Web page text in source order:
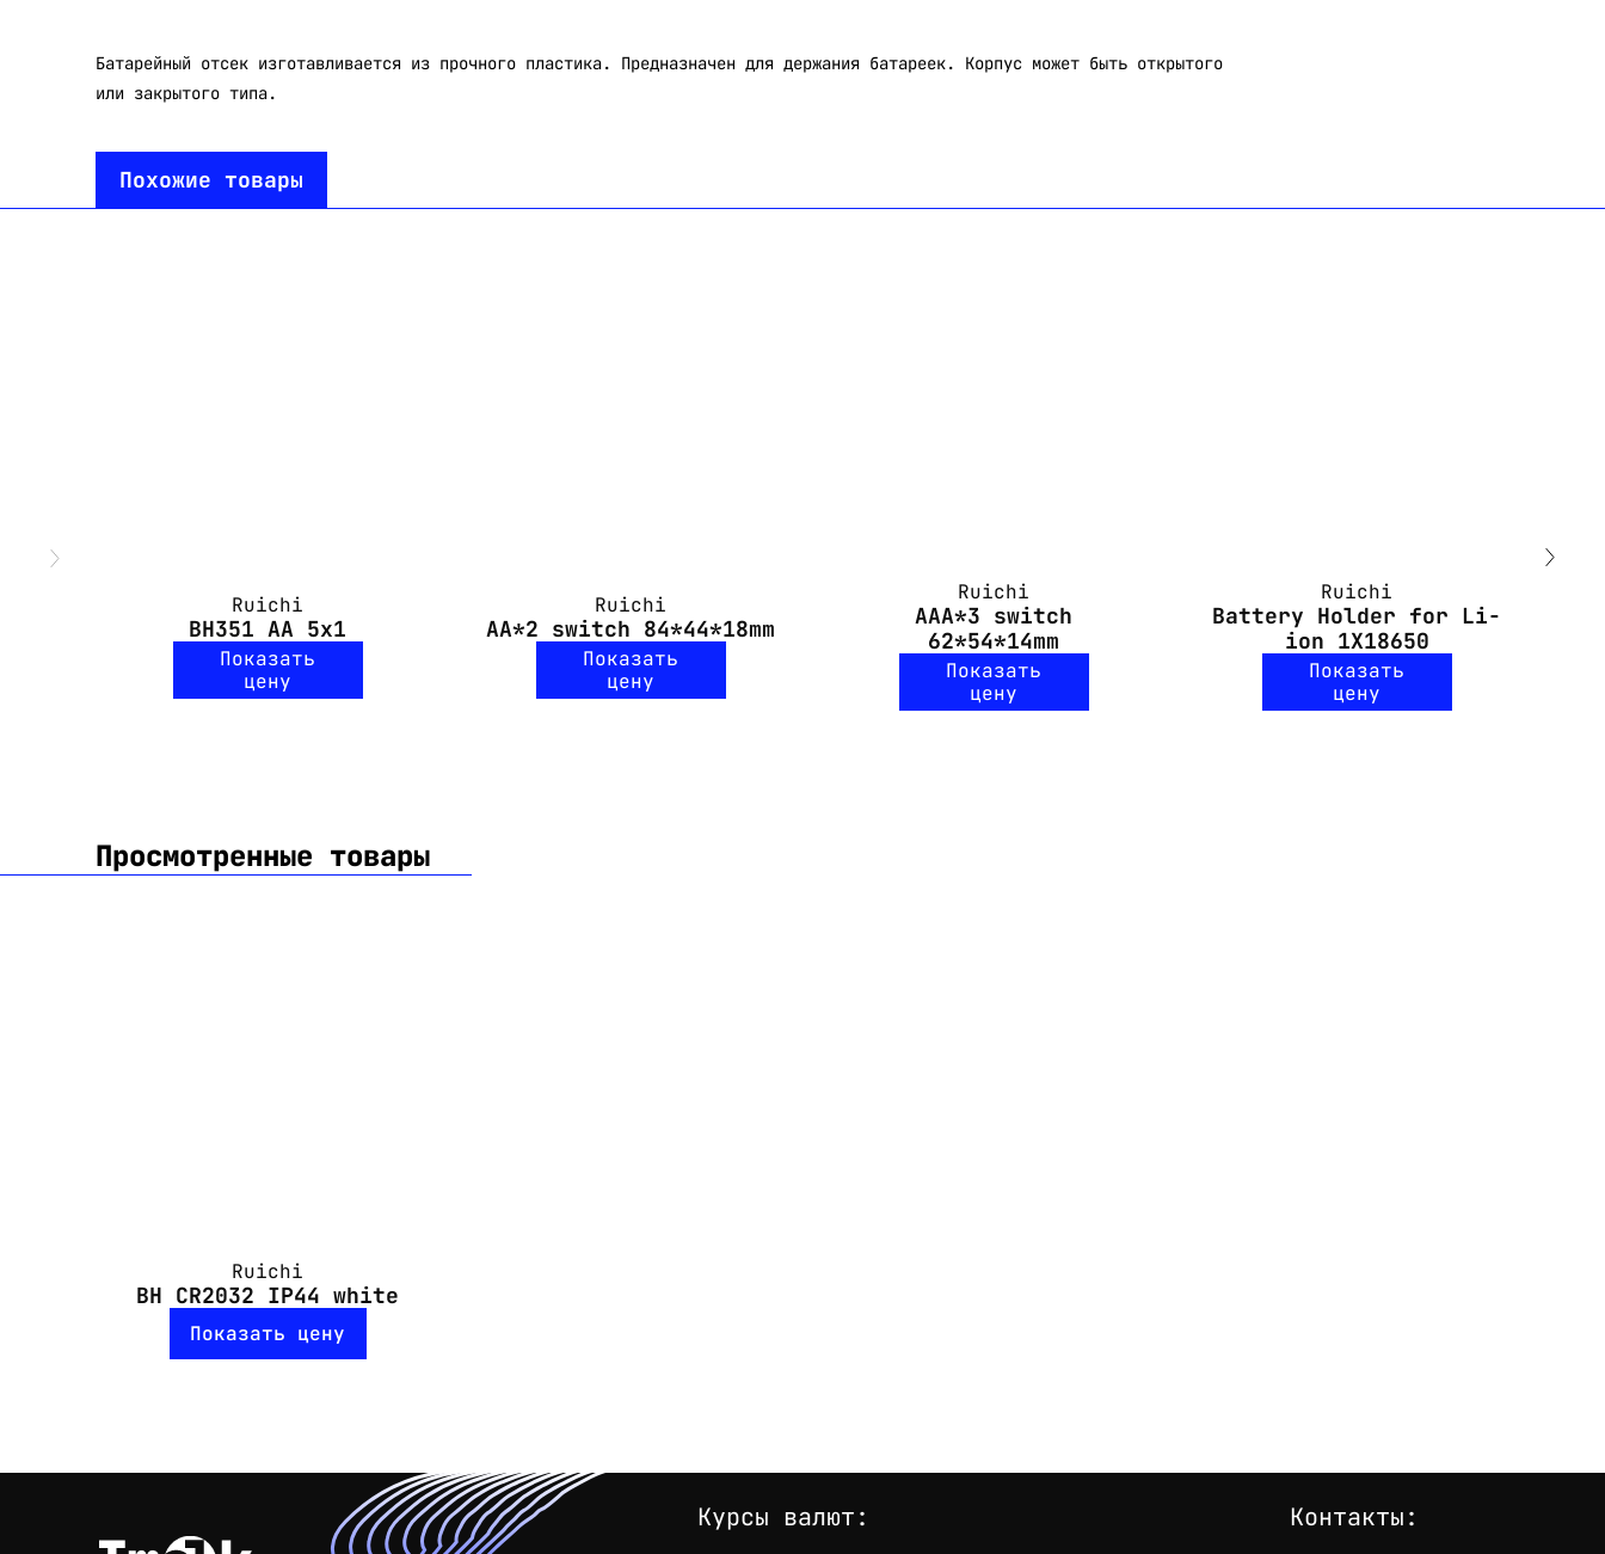
Батарейный отсек изготавливается из прочного пластика. Предназначен для держания батареек. Корпус может быть открытого
или закрытого типа.
Похожие товары
Ruichi
BH351 AA 5x1
Показать
цену
Ruichi
AA*2 switch 84*44*18mm
Показать
цену
Ruichi
AAA*3 switch
62*54*14mm
Показать
цену
Ruichi
Battery Holder for Li-
ion 1X18650
Показать
цену
Просмотренные товары
Ruichi
BH CR2032 IP44 white
Показать цену
Курсы валют:
Контакты: